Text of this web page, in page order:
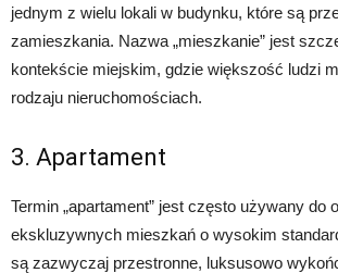
jednym z wielu lokali w budynku, które są
zamieszkania. Nazwa „mieszkanie” jest
kontekście miejskim, gdzie większość ludzi
rodzaju nieruchomościach.
3. Apartament
Termin „apartament” jest często używany do
ekskluzywnych mieszkań o wysokim
są zazwyczaj przestronne, luksusowo